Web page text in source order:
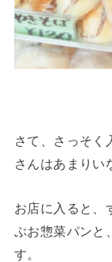
さて、さっそく
さんはあまりい
お店に入ると、
ぶお惣菜パンと
す。